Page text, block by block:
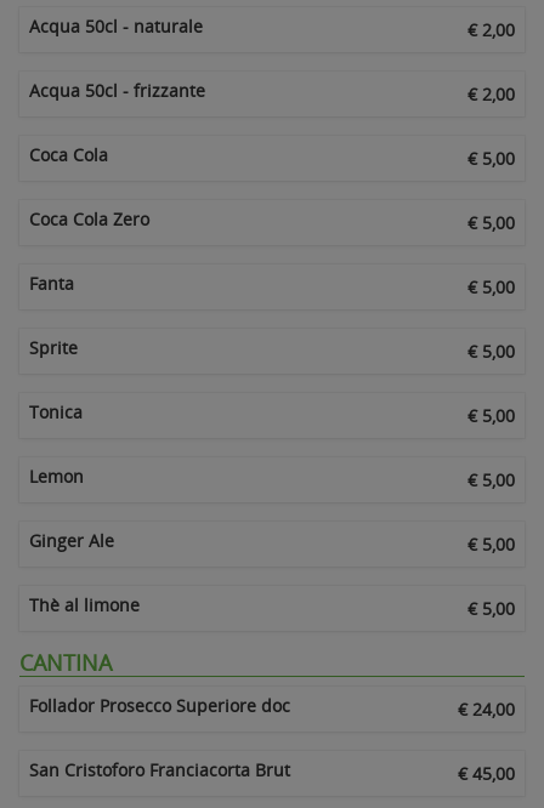
Acqua 50cl - naturale € 2,00
Acqua 50cl - frizzante € 2,00
Coca Cola € 5,00
Coca Cola Zero € 5,00
Fanta € 5,00
Sprite € 5,00
Tonica € 5,00
Lemon € 5,00
Ginger Ale € 5,00
Thè al limone € 5,00
CANTINA
Follador Prosecco Superiore doc € 24,00
San Cristoforo Franciacorta Brut € 45,00